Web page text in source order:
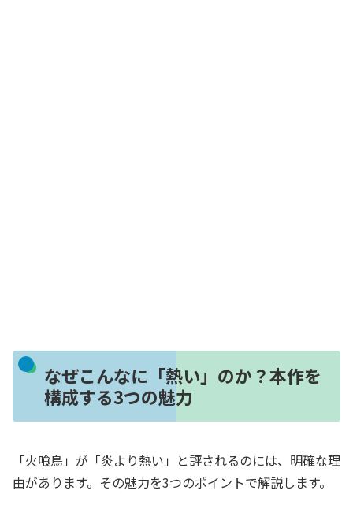
なぜこんなに「熱い」のか？本作を
構成する3つの魅力
「火喰鳥」が「炎より熱い」と評されるのには、明確な理
由があります。その魅力を3つのポイントで解説します。